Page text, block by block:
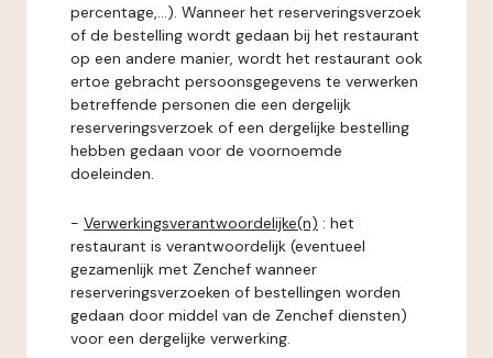
percentage,...). Wanneer het reserveringsverzoek
of de bestelling wordt gedaan bij het restaurant
op een andere manier, wordt het restaurant ook
ertoe gebracht persoonsgegevens te verwerken
betreffende personen die een dergelijk
reserveringsverzoek of een dergelijke bestelling
hebben gedaan voor de voornoemde
doeleinden.
- Verwerkingsverantwoordelijke(n) : het
restaurant is verantwoordelijk (eventueel
gezamenlijk met Zenchef wanneer
reserveringsverzoeken of bestellingen worden
gedaan door middel van de Zenchef diensten)
voor een dergelijke verwerking.